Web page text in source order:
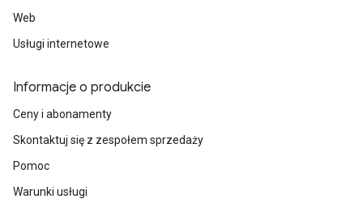
Web
Usługi internetowe
Informacje o produkcie
Ceny i abonamenty
Skontaktuj się z zespołem sprzedaży
Pomoc
Warunki usługi